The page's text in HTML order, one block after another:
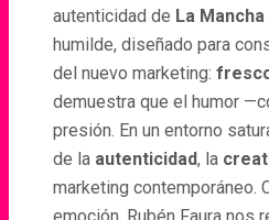
autenticidad de La Mancha
humilde, diseñado para
del nuevo marketing:
demuestra que el humor
presión. En un entorno
de la autenticidad, la
marketing contemporáneo.